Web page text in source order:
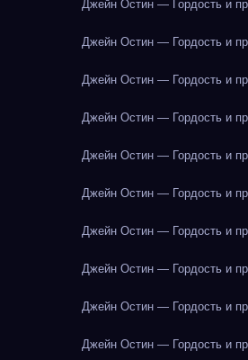
Джейн Остин — Гордость и
Джейн Остин — Гордость и
Джейн Остин — Гордость и
Джейн Остин — Гордость и
Джейн Остин — Гордость и
Джейн Остин — Гордость и
Джейн Остин — Гордость и
Джейн Остин — Гордость и
Джейн Остин — Гордость и
Джейн Остин — Гордость и